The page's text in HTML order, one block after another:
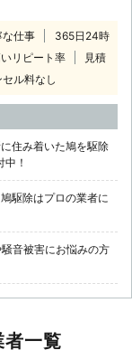
な仕事
365日24時
リピート率
見積
セル料なし
住み着いた鳩を駆除
！
駆除はプロの業者に
音被害にお悩みの方
一覧